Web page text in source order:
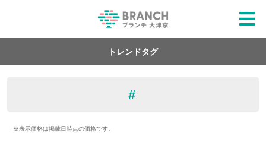
トレンドタグ
※表示価格は掲載日時点の価格です。